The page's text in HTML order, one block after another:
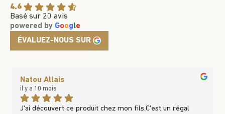
4.6
Basé sur 20 avis
powered by Google
ÉVALUEZ-NOUS SUR
Natou Allais
il y a 10 mois
J'ai découvert ce produit chez mon fils.C'est un régal